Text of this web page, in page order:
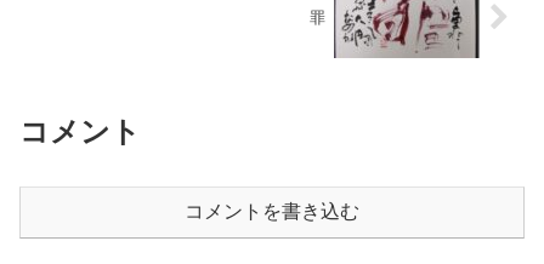
罪
コメント
コメントを書き込む